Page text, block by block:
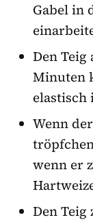
Gabel in
Den Teig
Minuten
elastisch
Wenn
wenn er
Den